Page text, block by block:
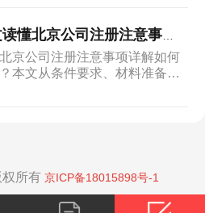
京公司注册注意事项详解如何
本文从条件要求、材料准备到
所有 京ICP备18015898号-1